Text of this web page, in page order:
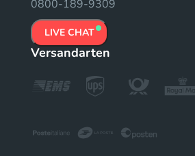
0800-189-9309
LIVE CHAT
Versandarten